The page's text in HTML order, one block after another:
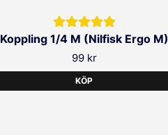
Koppling 1/4 M (Nilfisk Ergo M)
99 kr
KÖP